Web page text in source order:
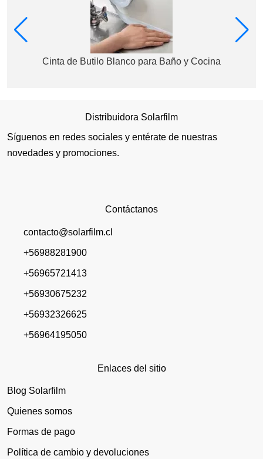
Cinta de Butilo Blanco para Baño y Cocina
Distribuidora Solarfilm
Síguenos en redes sociales y entérate de nuestras
novedades y promociones.
Contáctanos
contacto@solarfilm.cl
+56988281900
+56965721413
+56930675232
+56932326625
+56964195050
Enlaces del sitio
Blog Solarfilm
Quienes somos
Formas de pago
Política de cambio y devoluciones